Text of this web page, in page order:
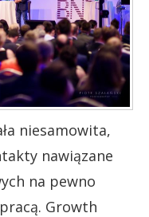
niesamowita,
nawiązane
na pewno
Growth